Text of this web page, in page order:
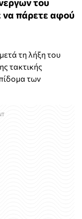
να πάρετε αφού
τη λήξη του
τακτικής
των